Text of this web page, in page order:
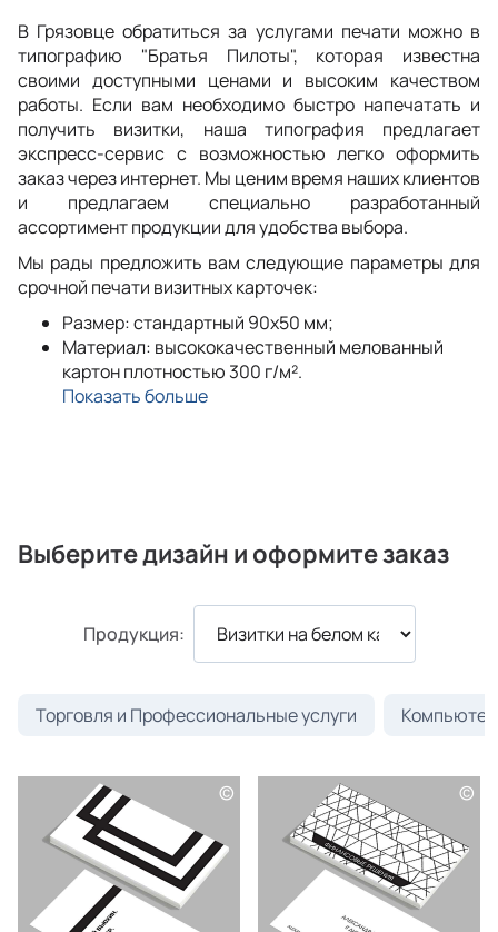
В Грязовце обратиться за услугами печати можно в
типографию "Братья Пилоты", которая известна
своими доступными ценами и высоким качеством
работы. Если вам необходимо быстро напечатать и
получить визитки, наша типография предлагает
экспресс-сервис с возможностью легко оформить
заказ через интернет. Мы ценим время наших клиентов
и предлагаем специально разработанный
ассортимент продукции для удобства выбора.
Мы рады предложить вам следующие параметры для
срочной печати визитных карточек:
Размер: стандартный 90x50 мм;
Материал: высококачественный мелованный
картон плотностью 300 г/м².
Показать больше
Выберите дизайн и оформите заказ
Продукция:
Торговля и Профессиональные услуги
© ©